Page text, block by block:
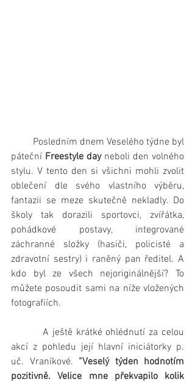
páteční Freestyle day neboli den volného
stylu. V tento den si všichni mohli zvolit
oblečení dle svého vlastního výběru,
fantazii se meze skutečně nekladly. Do
školy tak dorazili sportovci, zvířátka,
pohádkové postavy, integrované
záchranné složky (hasiči, policisté a
zdravotní sestry) i raněný pan ředitel. A
kdo byl ze všech nejoriginálnější? To
můžete posoudit sami na níže vložených
fotografiích.
         A ještě krátké ohlédnutí za celou
akcí z pohledu její hlavní iniciátorky p.
uč. Vraníkové. “Veselý týden hodnotím
pozitivně. Velice mne překvapilo kolik